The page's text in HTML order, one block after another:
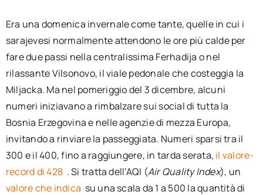
Era una domenica invernale come tante, quelle in cui i
sarajevesi normalmente attendono le ore più calde per
fare due passi nella centralissima Ferhadija o nel
rilassante Vilsonovo, il viale pedonale che costeggia la
Miljacka. Ma nel pomeriggio del 3 dicembre, alcuni
numeri iniziavano a rimbalzare sui social di tutta la
Bosnia Erzegovina e nelle agenzie di mezza Europa,
invitando a rinviare la passeggiata. Numeri sparsi tra il
300 e il 400, fino a raggiungere, in tarda serata, il valore-
record di 428 . Si tratta dell’AQI (Air Quality Index), un
valore che indica su una scala da 1 a 500 la quantità di